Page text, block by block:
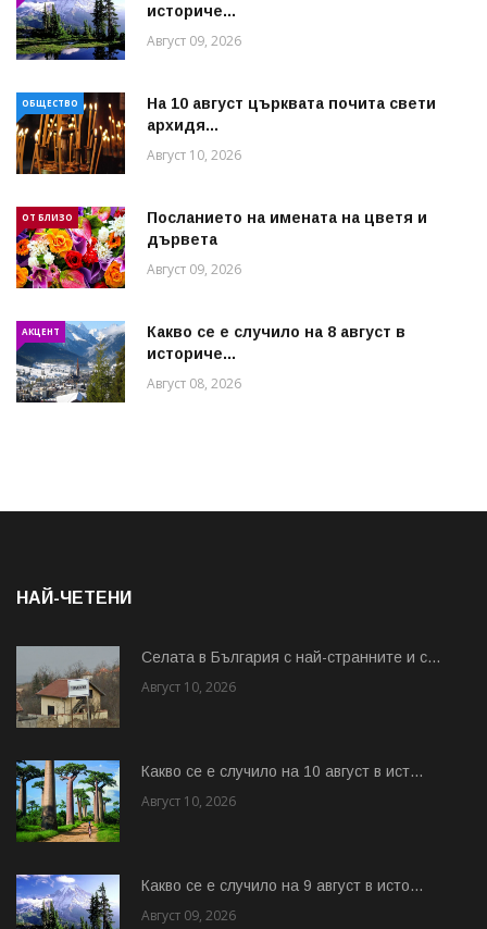
историче...
Август 09, 2026
ОБЩЕСТВО
На 10 август църквата почита свети
архидя...
Август 10, 2026
ОТ БЛИЗО
Посланието на имената на цветя и
дървета
Август 09, 2026
АКЦЕНТ
Какво се е случило на 8 август в
историче...
Август 08, 2026
НАЙ-ЧЕТЕНИ
Cелата в България с най-странните и с...
Август 10, 2026
Какво се е случило на 10 август в ист...
Август 10, 2026
Какво се е случило на 9 август в исто...
Август 09, 2026